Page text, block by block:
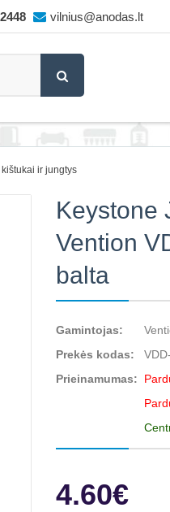
vilnius@anodas.lt
ir jungtys
Keystone
Vention
balta
Gamintojas:
Prekės kodas:
Prieinamumas:
4.60€